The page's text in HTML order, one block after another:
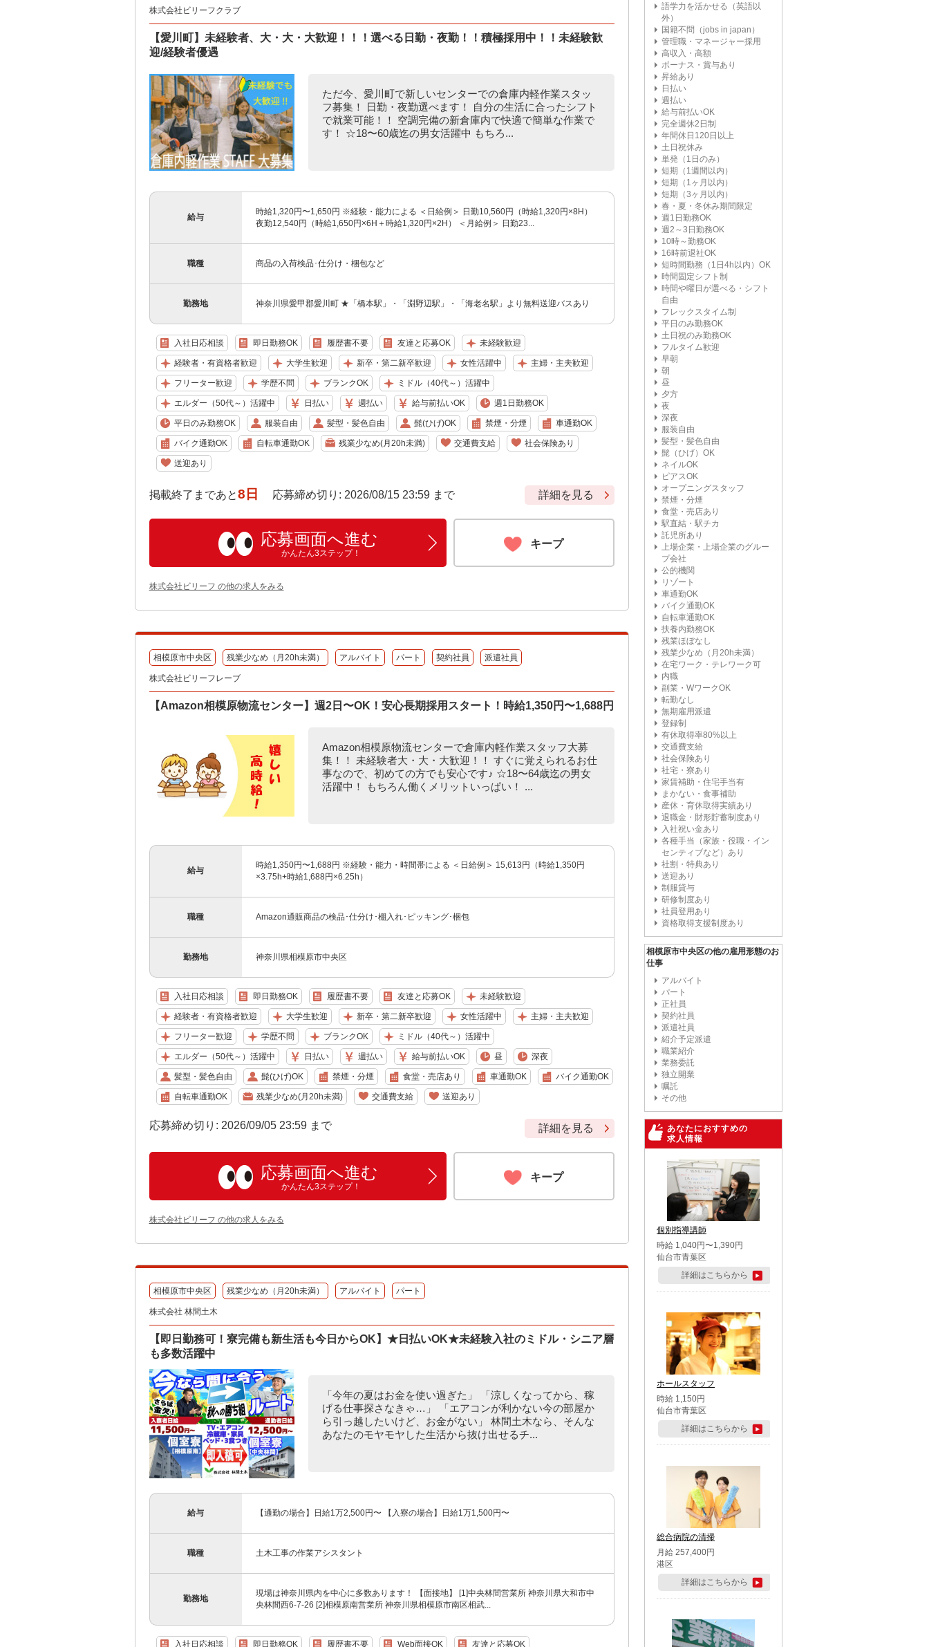
株式会社ビリーフクラブ
【愛川町】未経験者、大・大・大歓迎！！！選べる日勤・夜勤！！積極採用中！！未経験歓
迎/経験者優遇
ただ今、愛川町で新しいセンターでの倉庫内軽作業スタッ
フ募集！ 日勤・夜勤選べます！ 自分の生活に合ったシフト
で就業可能！！ 空調完備の新倉庫内で快適で簡単な作業で
す！ ☆18〜60歳迄の男女活躍中 もちろ...
給与
時給1,320円〜1,650円 ※経験・能力による ＜日給例＞ 日勤10,560円（時給1,320円×8H）
夜勤12,540円（時給1,650円×6H＋時給1,320円×2H） ＜月給例＞ 日勤23...
職種 商品の入荷検品･仕分け・梱包など
勤務地 神奈川県愛甲郡愛川町 ★「橋本駅」・「淵野辺駅」・「海老名駅」より無料送迎バスあり
入社日応相談 即日勤務OK 履歴書不要 友達と応募OK 未経験歓迎
経験者・有資格者歓迎 大学生歓迎 新卒・第二新卒歓迎 女性活躍中 主婦・主夫歓迎
フリーター歓迎 学歴不問 ブランクOK ミドル（40代～）活躍中
エルダー（50代～）活躍中 日払い 週払い 給与前払いOK 週1日勤務OK
平日のみ勤務OK 服装自由 髪型・髪色自由 髭(ひげ)OK 禁煙・分煙 車通勤OK
バイク通勤OK 自転車通勤OK 残業少なめ(月20h未満) 交通費支給 社会保険あり
送迎あり
掲載終了まであと8日 応募締め切り: 2026/08/15 23:59 まで 詳細を見る
応募画面へ進む
かんたん3ステップ！
キープ
株式会社ビリーフ の他の求人をみる
相模原市中央区 残業少なめ（月20h未満） アルバイト パート 契約社員 派遣社員
株式会社ビリーフレーブ
【Amazon相模原物流センター】週2日〜OK！安心長期採用スタート！時給1,350円〜1,688円
Amazon相模原物流センターで倉庫内軽作業スタッフ大募
集！！ 未経験者大・大・大歓迎！！ すぐに覚えられるお仕
事なので、初めての方でも安心です♪ ☆18〜64歳迄の男女
活躍中！ もちろん働くメリットいっぱい！ ...
給与
時給1,350円〜1,688円 ※経験・能力・時間帯による ＜日給例＞ 15,613円（時給1,350円
×3.75h+時給1,688円×6.25h）
職種 Amazon通販商品の検品･仕分け･棚入れ･ピッキング･梱包
勤務地 神奈川県相模原市中央区
入社日応相談 即日勤務OK 履歴書不要 友達と応募OK 未経験歓迎
経験者・有資格者歓迎 大学生歓迎 新卒・第二新卒歓迎 女性活躍中 主婦・主夫歓迎
フリーター歓迎 学歴不問 ブランクOK ミドル（40代～）活躍中
エルダー（50代～）活躍中 日払い 週払い 給与前払いOK 昼 深夜
髪型・髪色自由 髭(ひげ)OK 禁煙・分煙 食堂・売店あり 車通勤OK バイク通勤OK
自転車通勤OK 残業少なめ(月20h未満) 交通費支給 送迎あり
応募締め切り: 2026/09/05 23:59 まで 詳細を見る
応募画面へ進む
かんたん3ステップ！
キープ
株式会社ビリーフ の他の求人をみる
相模原市中央区 残業少なめ（月20h未満） アルバイト パート
株式会社 林間土木
【即日勤務可！寮完備も新生活も今日からOK】★日払いOK★未経験入社のミドル・シニア層
も多数活躍中
「今年の夏はお金を使い過ぎた」 「涼しくなってから、稼
げる仕事探さなきゃ…」 「エアコンが利かない今の部屋か
ら引っ越したいけど、お金がない」 林間土木なら、そんな
あなたのモヤモヤした生活から抜け出せるチ...
給与 【通勤の場合】日給1万2,500円〜 【入寮の場合】日給1万1,500円〜
職種 土木工事の作業アシスタント
勤務地
現場は神奈川県内を中心に多数あります！ 【面接地】 [1]中央林間営業所 神奈川県大和市中
央林間西6-7-26 [2]相模原南営業所 神奈川県相模原市南区相武...
入社日応相談 即日勤務OK 履歴書不要 Web面接OK 友達と応募OK
語学力を活かせる（英語以
外）
国籍不問（jobs in japan）
管理職・マネージャー採用
高収入・高額
ボーナス・賞与あり
昇給あり
日払い
週払い
給与前払いOK
完全週休2日制
年間休日120日以上
土日祝休み
単発（1日のみ）
短期（1週間以内）
短期（1ヶ月以内）
短期（3ヶ月以内）
春・夏・冬休み期間限定
週1日勤務OK
週2～3日勤務OK
10時～勤務OK
16時前退社OK
短時間勤務（1日4h以内）OK
時間固定シフト制
時間や曜日が選べる・シフト
自由
フレックスタイム制
平日のみ勤務OK
土日祝のみ勤務OK
フルタイム歓迎
早朝
朝
昼
夕方
夜
深夜
服装自由
髪型・髪色自由
髭（ひげ）OK
ネイルOK
ピアスOK
オープニングスタッフ
禁煙・分煙
食堂・売店あり
駅直結・駅チカ
託児所あり
上場企業・上場企業のグルー
プ会社
公的機関
リゾート
車通勤OK
バイク通勤OK
自転車通勤OK
扶養内勤務OK
残業ほぼなし
残業少なめ（月20h未満）
在宅ワーク・テレワーク可
内職
副業・WワークOK
転勤なし
無期雇用派遣
登録制
有休取得率80%以上
交通費支給
社会保険あり
社宅・寮あり
家賃補助・住宅手当有
まかない・食事補助
産休・育休取得実績あり
退職金・財形貯蓄制度あり
入社祝い金あり
各種手当（家族・役職・イン
センティブなど）あり
社割・特典あり
送迎あり
制服貸与
研修制度あり
社員登用あり
資格取得支援制度あり
相模原市中央区の他の雇用形態のお
仕事
アルバイト
パート
正社員
契約社員
派遣社員
紹介予定派遣
職業紹介
業務委託
独立開業
嘱託
その他
あなたにおすすめの
求人情報
個別指導講師
時給 1,040円〜1,390円
仙台市青葉区
詳細はこちらから
ホールスタッフ
時給 1,150円
仙台市青葉区
詳細はこちらから
総合病院の清掃
月給 257,400円
港区
詳細はこちらから